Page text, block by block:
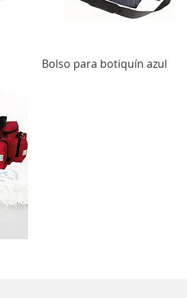
Vista rápida
Bolso para botiquín azul